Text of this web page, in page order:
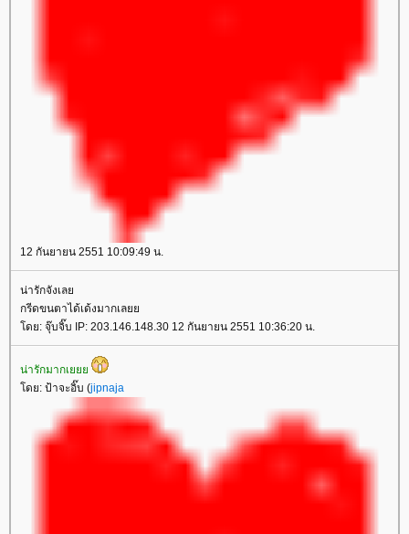
12 กันยายน 2551 10:09:49 น.
น่ารักจังเล
กรีดขนตาได้เด้งมากเล
ดย: จุ๊บจิ๊บ IP: 203.146.148.30 12 กันยายน 2551 10:36:20 น.
น่ารักมากเ
ดย: ป้าจะอิ๊บ (jipnaja